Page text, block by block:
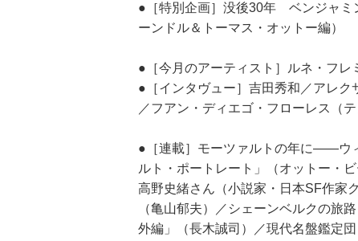
●［特別企画］没後30年 ベンジャミ
ーンドル＆トーマス・オットー編）
●［今月のアーティスト］ルネ・フレ
●［インタヴュー］吉田秀和／アレク
／フアン・ディエゴ・フローレス（テ
●［連載］モーツァルトの年に――ウ
ルト・ポートレート」（オットー・
高野史緒さん（小説家・日本SF作家
（亀山郁夫）／シェーンベルクの旅
外編」（長木誠司）／現代名盤鑑定